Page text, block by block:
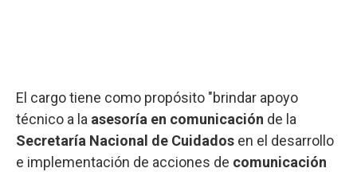
El cargo tiene como propósito "brindar apoyo
técnico a la asesoría en comunicación de la
Secretaría Nacional de Cuidados en el desarrollo
e implementación de acciones de comunicación